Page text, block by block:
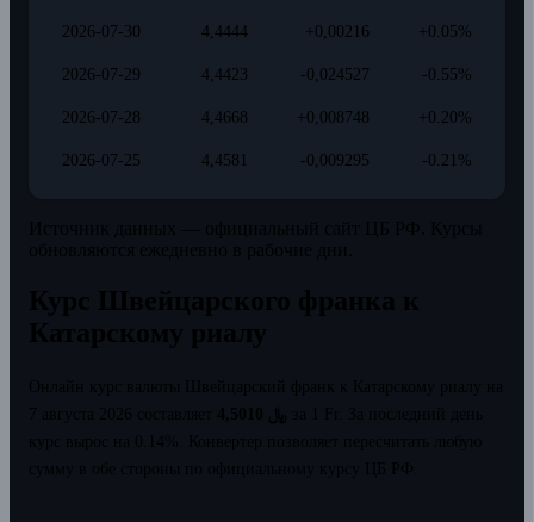
2026-07-30 4,4444 +0,00216 +0.05%
2026-07-29 4,4423 -0,024527 -0.55%
2026-07-28 4,4668 +0,008748 +0.20%
2026-07-25 4,4581 -0,009295 -0.21%